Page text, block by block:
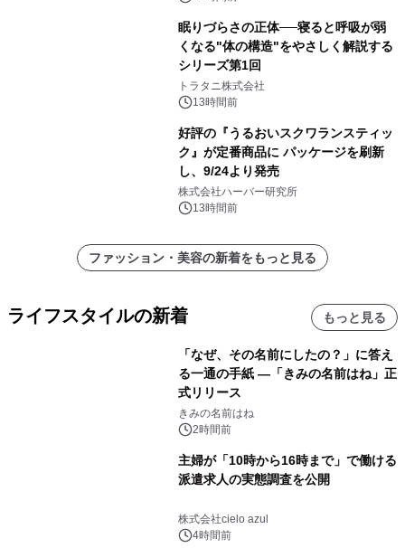
眠りづらさの正体──寝ると呼吸が弱
くなる"体の構造"をやさしく解説する
シリーズ第1回
トラタニ株式会社
13時間前
好評の『うるおいスクワランスティッ
ク』が定番商品に パッケージを刷新
し、9/24より発売
株式会社ハーバー研究所
13時間前
ファッション・美容の新着をもっと見る
ライフスタイルの新着 もっと見る
「なぜ、その名前にしたの？」に答え
る一通の手紙 ―「きみの名前はね」正
式リリース
きみの名前はね
2時間前
主婦が「10時から16時まで」で働ける
派遣求人の実態調査を公開
株式会社cielo azul
4時間前